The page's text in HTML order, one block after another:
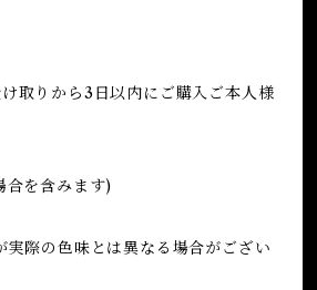
取りから3日以内にご購入ご本人様
合を含みます)
実際の色味とは異なる場合がござい